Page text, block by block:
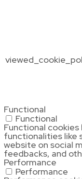
Functional
Functional
Functional
functionalities like
website on social
feedbacks, and
Performance
Performance